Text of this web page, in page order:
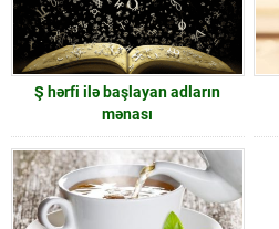
Ş hərfi ilə başlayan adların
mənası